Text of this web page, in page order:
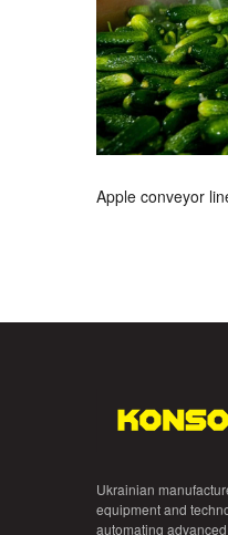
Apple conveyor
Ukrainian
equipment and
automating